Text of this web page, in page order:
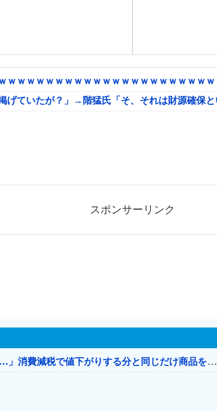
ｗｗｗｗｗｗｗｗｗｗｗｗｗｗｗｗｗｗｗｗ
ていたが？」→階猛氏「そ、それは財源確保と
スポンサーリンク
【消費税率1％】 「下げるのが筋なんですけど…」消費減税で値下がりする分と同じだけ商品を値上げして店頭価格を変えない店も